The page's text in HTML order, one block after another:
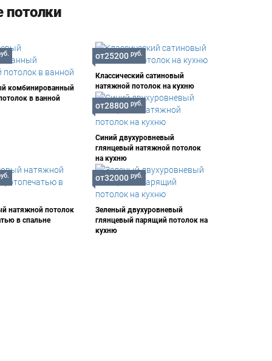
комбинированный
в ванной
Классический сатиновый
натяжной потолок на кухню
от25200 руб.
Синий двухуровневый
глянцевый натяжной потолок
на кухню
от28800 руб.
натяжной потолок
в спальне
Зеленый двухуровневый
глянцевый парящий потолок на
кухню
от32000 руб.